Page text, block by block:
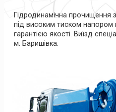
Гідродинамічна прочищення
під високим тиском напором
гарантією якості. Виїзд
м. Баришівка.